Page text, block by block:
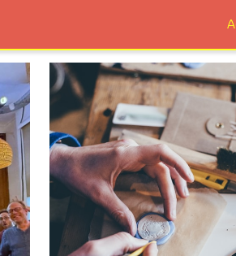
coopérative Emploi expo